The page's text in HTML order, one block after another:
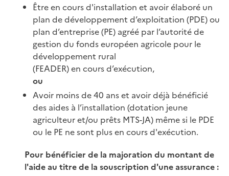
Être en cours d'installation et avoir élaboré un
plan de développement d’exploitation (PDE) ou
plan d’entreprise (PE) agréé par l’autorité de
gestion du fonds européen agricole pour le
développement rural
(FEADER) en cours d’exécution,
ou
Avoir moins de 40 ans et avoir déjà bénéficié
des aides à l’installation (dotation jeune
agriculteur et/ou prêts MTS-JA) même si le PDE
ou le PE ne sont plus en cours d'exécution.
Pour bénéficier de la majoration du montant de
l'aide au titre de la souscription d'une assurance :